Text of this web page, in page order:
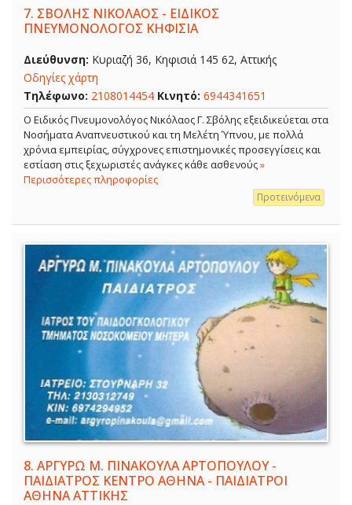
7. ΣΒΟΛΗΣ ΝΙΚΟΛΑΟΣ - ΕΙΔΙΚΟΣ
ΠΝΕΥΜΟΝΟΛΟΓΟΣ ΚΗΦΙΣΙΑ
Διεύθυνση: Κυριαζή 36, Κηφισιά 145 62, Αττικής
Οδηγίες χάρτη
Τηλέφωνο: 2108014454 Κινητό: 6944341651
O Ειδικός Πνευμονολόγος Νικόλαος Γ. Σβόλης εξειδικεύεται στα
Νοσήματα Αναπνευστικού και τη Μελέτη Ύπνου, με πολλά
χρόνια εμπειρίας, σύγχρονες επιστημονικές προσεγγίσεις και
εστίαση στις ξεχωριστές ανάγκες κάθε ασθενούς»
Περισσότερες πληροφορίες
Προτεινόμενα
8. ΑΡΓΥΡΩ Μ. ΠΙΝΑΚΟΥΛΑ ΑΡΤΟΠΟΥΛΟΥ -
ΠΑΙΔΙΑΤΡΟΣ ΚΕΝΤΡΟ ΑΘΗΝΑ - ΠΑΙΔΙΑΤΡΟΙ
ΑΘΗΝΑ ΑΤΤΙΚΗΣ